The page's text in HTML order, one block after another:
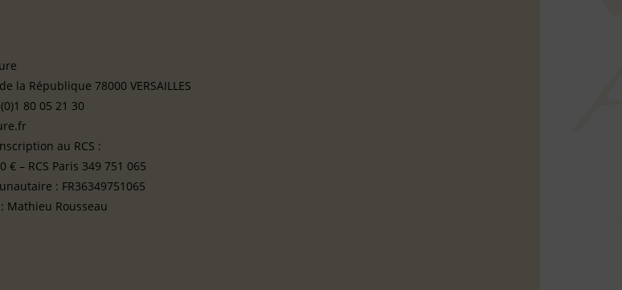
la République 78000 VERSAILLES
80 05 21 30
au RCS :
€ – RCS Paris 349 751 065
: FR36349751065
Mathieu Rousseau